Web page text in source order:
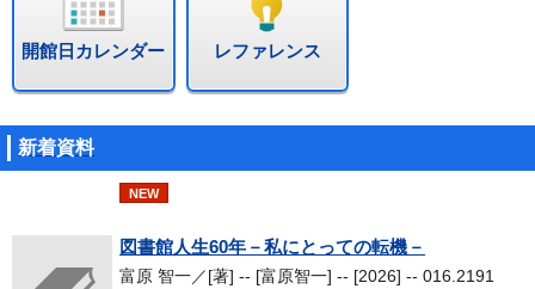
開館日カレンダー レファレンス
新着資料
NEW
図書館人生60年－私にとっての転機－
富原 智一／[著] -- [富原智一] -- [2026] -- 016.2191